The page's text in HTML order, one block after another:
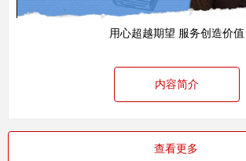
用心超越期望 服务创造价值
内容简介
查看更多